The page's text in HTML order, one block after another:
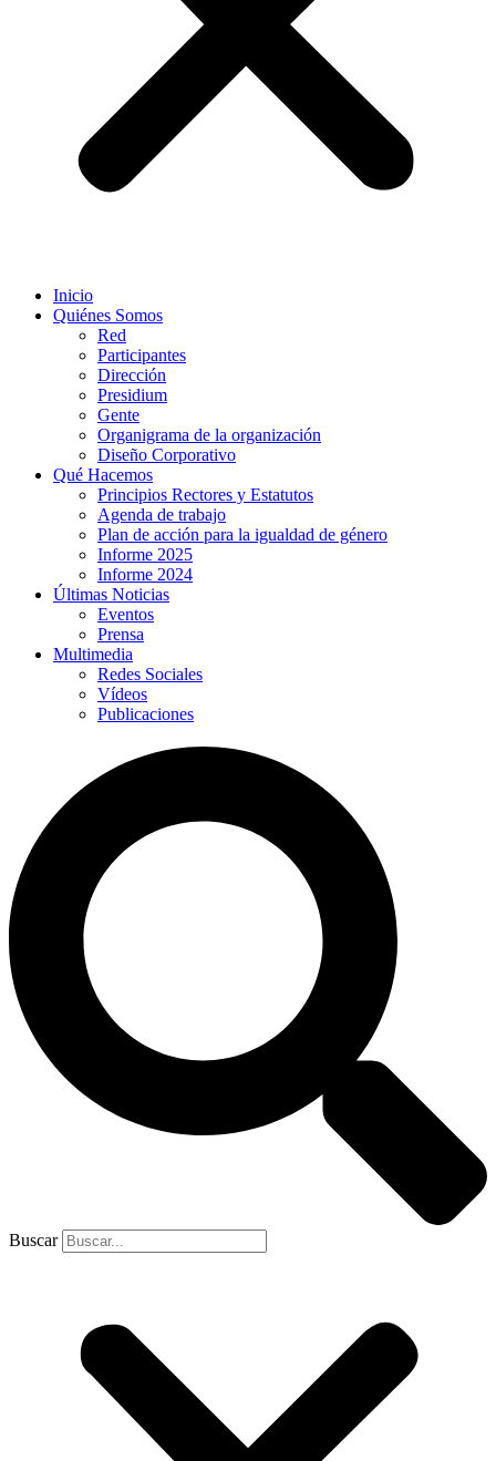
Inicio
Quiénes Somos
Red
Participantes
Dirección
Presidium
Gente
Organigrama de la organización
Diseño Corporativo
Qué Hacemos
Principios Rectores y Estatutos
Agenda de trabajo
Plan de acción para la igualdad de género
Informe 2025
Informe 2024
Últimas Noticias
Eventos
Prensa
Multimedia
Redes Sociales
Vídeos
Publicaciones
Buscar